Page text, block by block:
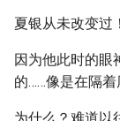
夏银从未改变过！
因为他此时的眼
的……像是在隔着